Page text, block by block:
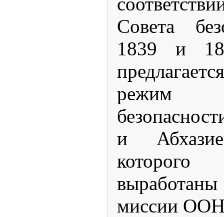
Совета
1839 и
режим
и
миссии